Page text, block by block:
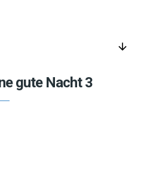
arrow_downward
gute Nacht 3